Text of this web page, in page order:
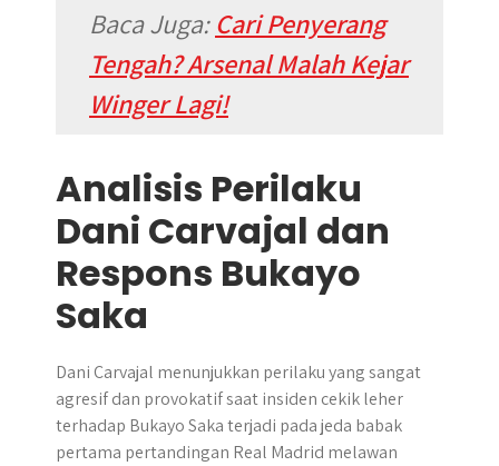
Baca Juga:Cari Penyerang
Tengah? Arsenal Malah Kejar
Winger Lagi!
Analisis Perilaku
Dani Carvajal dan
Respons Bukayo
Saka
Dani Carvajal menunjukkan perilaku yang sangat
agresif dan provokatif saat insiden cekik leher
terhadap Bukayo Saka terjadi pada jeda babak
pertama pertandingan Real Madrid melawan